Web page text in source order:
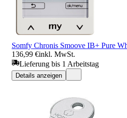
Somfy Chronis Smoove IB+ Pure
136,99 €inkl. MwSt.
Lieferung bis 1 Arbeitstag
Details anzeigen